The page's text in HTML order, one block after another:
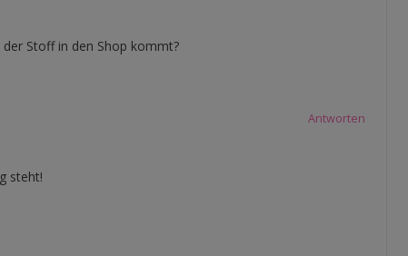
Stoff in den Shop kommt?
Antworten
steht!